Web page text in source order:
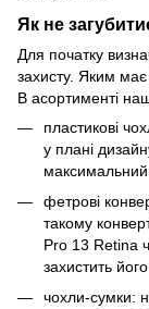
Як не
Для початку
захисту. Яким
В асортименті
пластикові
у плані
максимальний
фетрові
такому
Pro 13 Retina
захистить
чохли-сумки: